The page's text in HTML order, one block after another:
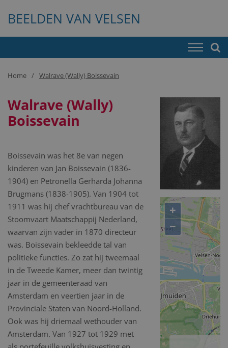
BEELDEN VAN VELSEN
Home Walrave (Wally) Boissevain
Walrave (Wally)
Boissevain
Boissevain was het 8e van negen
kinderen van Jan Boissevain (1836-
1904) en Petronella Gerharda Johanna
Brugmans (1838-1905). Van 1904 tot
1911 was hij chef vrachtbureau van de
Stoomvaart Maatschappij Nederland,
waarvan zijn vader in 1870 directeur
was. Boissevain bekleedde tal van
politieke functies. Zo zat hij tweemaal
in de Tweede Kamer, meer dan twintig
jaar in de gemeenteraad van
Amsterdam en veertien jaar in de
Provinciale Staten van Noord-Holland.
Ook was hij driemaal wethouder van
Amsterdam. Van 1927 tot 1929 met
+
−